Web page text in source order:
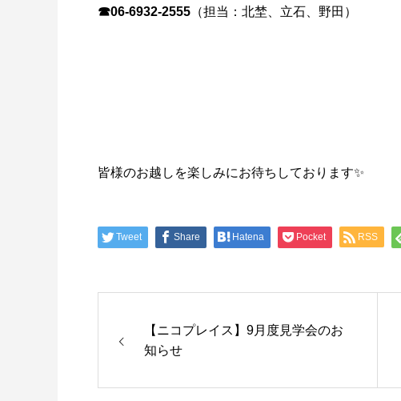
☎06-6932-2555 （担当：北埜、立石、野田）
皆様のお越しを楽しみにお待ちしております✨
Tweet Share Hatena Pocket RSS
【ニコプレイス】9月度見学会のお
知らせ